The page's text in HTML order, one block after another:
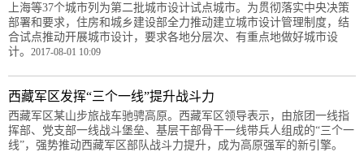
上海等37个城市列为第二批城市设计试点城市。为贯彻落实中央决策
部署和要求，住房和城乡建设部全力推动建立城市设计管理制度，结
合试点推动开展城市设计，要求各地分层次、有重点地做好城市设
计。 2017-08-01 10:09
西藏军区发挥“三个一线”提升战斗力
西藏军区某山步旅战车驰骋高原。西藏军区领导表示，由旅团一线指
挥部、党支部一线战斗堡垒、基层干部骨干一线带兵人组成的“三个一
线”，强势推动西藏军区部队战斗力提升，成为高原强军的新引擎。